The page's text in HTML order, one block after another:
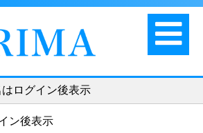
ログイン後表示
ン後表示